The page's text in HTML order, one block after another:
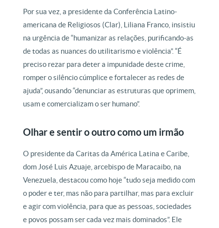
Por sua vez, a presidente da Conferência Latino-
americana de Religiosos (Clar), Liliana Franco, insistiu
na urgência de “humanizar as relações, purificando-as
de todas as nuances do utilitarismo e violência”. “É
preciso rezar para deter a impunidade deste crime,
romper o silêncio cúmplice e fortalecer as redes de
ajuda”, ousando “denunciar as estruturas que oprimem,
usam e comercializam o ser humano”.
Olhar e sentir o outro como um irmão
O presidente da Caritas da América Latina e Caribe,
dom José Luis Azuaje, arcebispo de Maracaibo, na
Venezuela, destacou como hoje “tudo seja medido com
o poder e ter, mas não para partilhar, mas para excluir
e agir com violência, para que as pessoas, sociedades
e povos possam ser cada vez mais dominados”. Ele